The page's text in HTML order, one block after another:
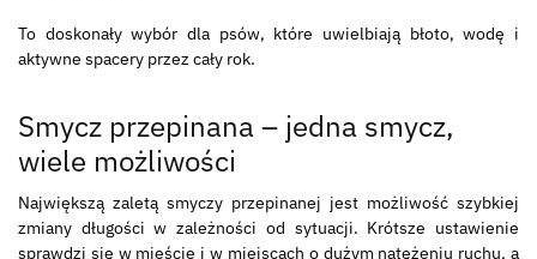
To doskonały wybór dla psów, które uwielbiają błoto, wodę i
aktywne spacery przez cały rok.
Smycz przepinana – jedna smycz,
wiele możliwości
Największą zaletą smyczy przepinanej jest możliwość szybkiej
zmiany długości w zależności od sytuacji. Krótsze ustawienie
sprawdzi się w mieście i w miejscach o dużym natężeniu ruchu, a